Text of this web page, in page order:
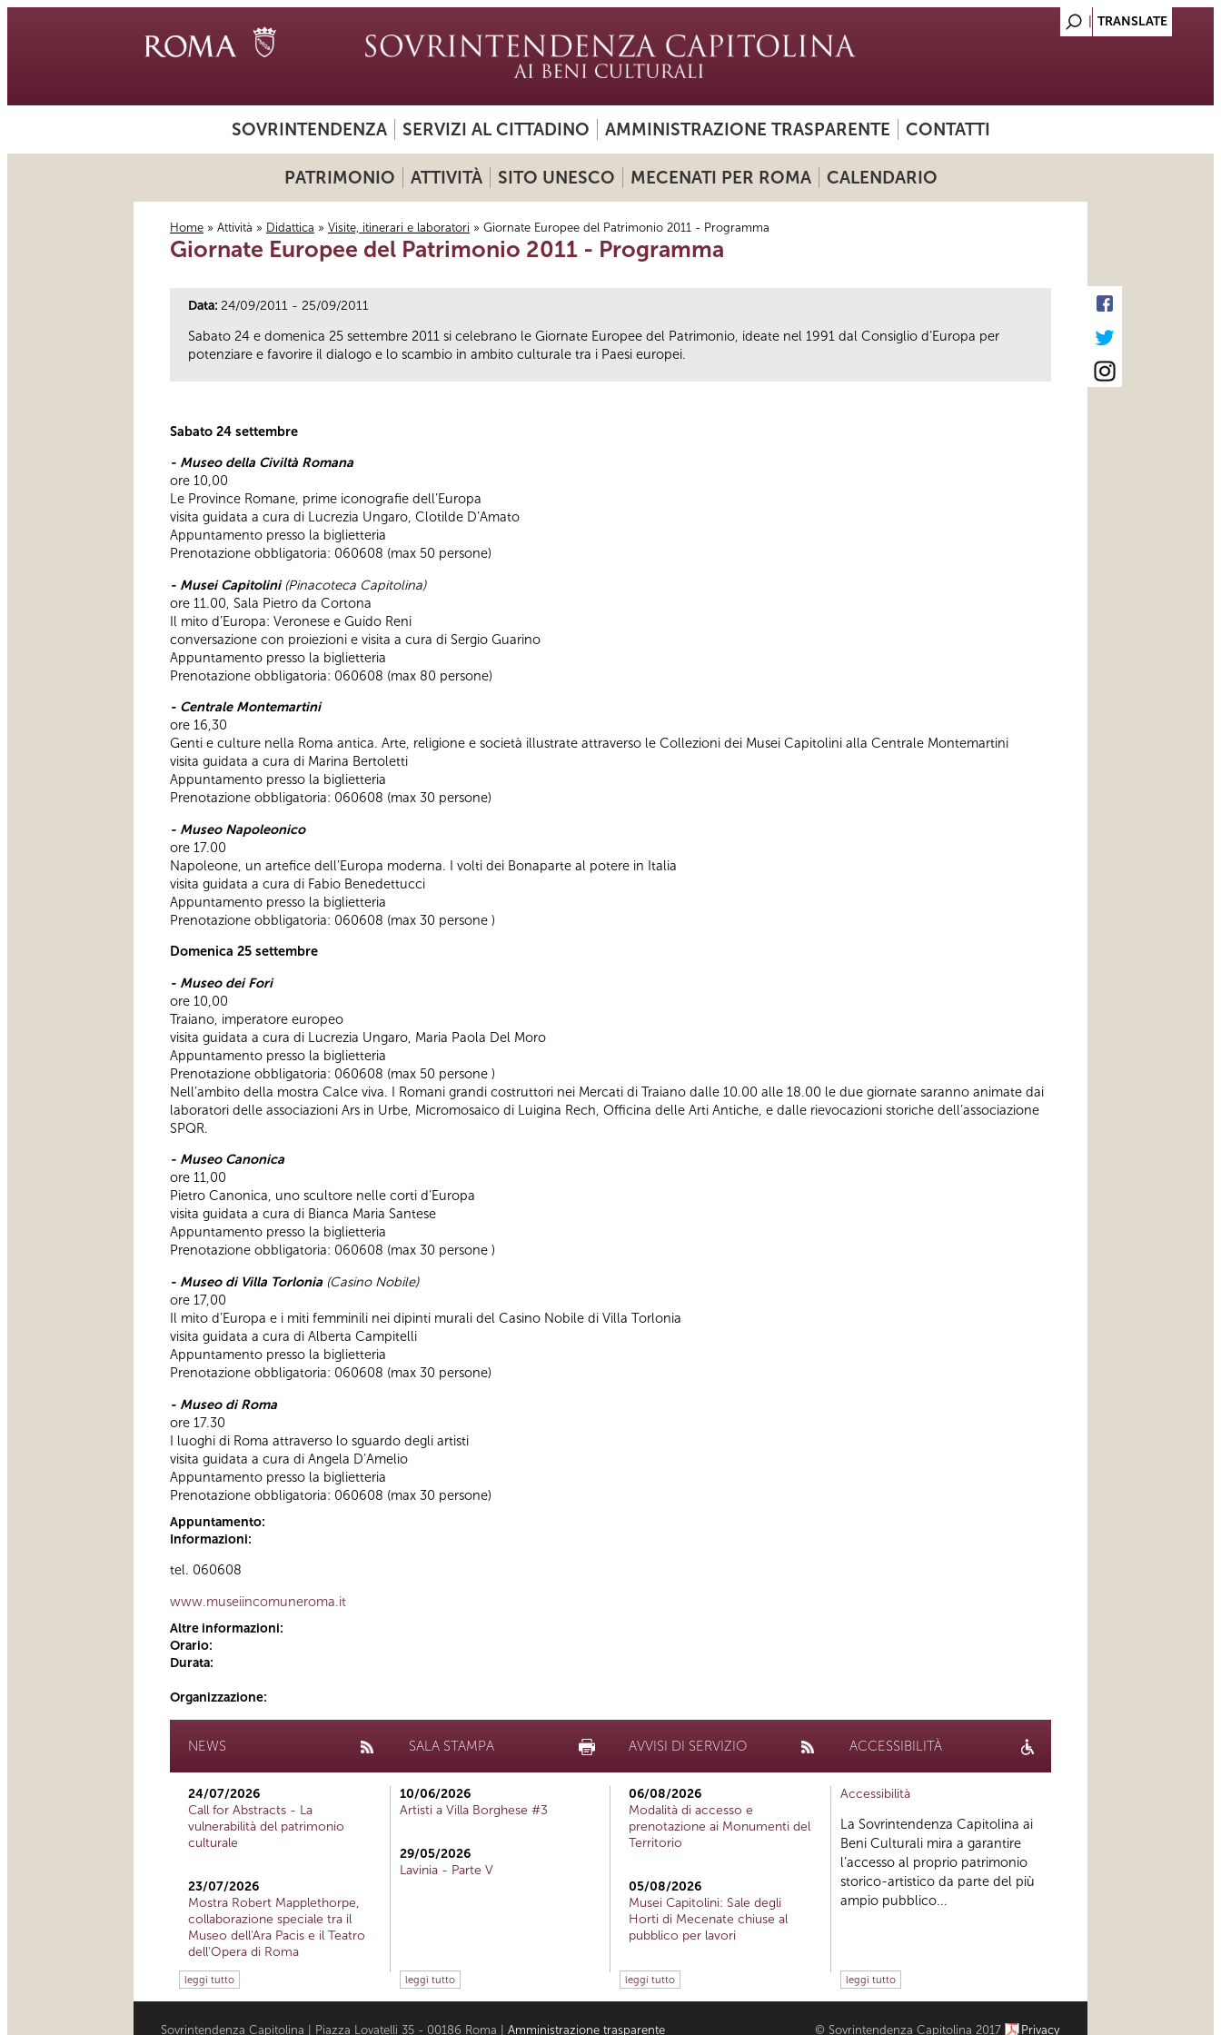
SOVRINTENDENZA SERVIZI AL CITTADINO AMMINISTRAZIONE TRASPARENTE CONTATTI
PATRIMONIO ATTIVITÀ SITO UNESCO MECENATI PER ROMA CALENDARIO
Tu sei qui
Home » Attività » Didattica » Visite, itinerari e laboratori » Giornate Europee del Patrimonio 2011 - Programma
Giornate Europee del Patrimonio 2011 - Programma
Data: 24/09/2011 - 25/09/2011
Sabato 24 e domenica 25 settembre 2011 si celebrano le Giornate Europee del Patrimonio, ideate nel 1991 dal Consiglio d’Europa per
potenziare e favorire il dialogo e lo scambio in ambito culturale tra i Paesi europei.
Sabato 24 settembre
- Museo della Civiltà Romana
ore 10,00
Le Province Romane, prime iconografie dell’Europa
visita guidata a cura di Lucrezia Ungaro, Clotilde D’Amato
Appuntamento presso la biglietteria
Prenotazione obbligatoria: 060608 (max 50 persone)
- Musei Capitolini (Pinacoteca Capitolina)
ore 11.00, Sala Pietro da Cortona
Il mito d’Europa: Veronese e Guido Reni
conversazione con proiezioni e visita a cura di Sergio Guarino
Appuntamento presso la biglietteria
Prenotazione obbligatoria: 060608 (max 80 persone)
- Centrale Montemartini
ore 16,30
Genti e culture nella Roma antica. Arte, religione e società illustrate attraverso le Collezioni dei Musei Capitolini alla Centrale Montemartini
visita guidata a cura di Marina Bertoletti
Appuntamento presso la biglietteria
Prenotazione obbligatoria: 060608 (max 30 persone)
- Museo Napoleonico
ore 17.00
Napoleone, un artefice dell’Europa moderna. I volti dei Bonaparte al potere in Italia
visita guidata a cura di Fabio Benedettucci
Appuntamento presso la biglietteria
Prenotazione obbligatoria: 060608 (max 30 persone )
Domenica 25 settembre
- Museo dei Fori
ore 10,00
Traiano, imperatore europeo
visita guidata a cura di Lucrezia Ungaro, Maria Paola Del Moro
Appuntamento presso la biglietteria
Prenotazione obbligatoria: 060608 (max 50 persone )
Nell’ambito della mostra Calce viva. I Romani grandi costruttori nei Mercati di Traiano dalle 10.00 alle 18.00 le due giornate saranno animate dai
laboratori delle associazioni Ars in Urbe, Micromosaico di Luigina Rech, Officina delle Arti Antiche, e dalle rievocazioni storiche dell’associazione
SPQR.
- Museo Canonica
ore 11,00
Pietro Canonica, uno scultore nelle corti d’Europa
visita guidata a cura di Bianca Maria Santese
Appuntamento presso la biglietteria
Prenotazione obbligatoria: 060608 (max 30 persone )
- Museo di Villa Torlonia (Casino Nobile)
ore 17,00
Il mito d’Europa e i miti femminili nei dipinti murali del Casino Nobile di Villa Torlonia
visita guidata a cura di Alberta Campitelli
Appuntamento presso la biglietteria
Prenotazione obbligatoria: 060608 (max 30 persone)
- Museo di Roma
ore 17.30
I luoghi di Roma attraverso lo sguardo degli artisti
visita guidata a cura di Angela D’Amelio
Appuntamento presso la biglietteria
Prenotazione obbligatoria: 060608 (max 30 persone)
Appuntamento:
Informazioni:
tel. 060608
www.museiincomuneroma.it
Altre informazioni:
Orario:
Durata:
Organizzazione:
NEWS
24/07/2026
Call for Abstracts - La
vulnerabilità del patrimonio
culturale
23/07/2026
Mostra Robert Mapplethorpe,
collaborazione speciale tra il
Museo dell'Ara Pacis e il Teatro
dell'Opera di Roma
leggi tutto
SALA STAMPA
10/06/2026
Artisti a Villa Borghese #3
29/05/2026
Lavinia - Parte V
leggi tutto
AVVISI DI SERVIZIO
06/08/2026
Modalità di accesso e
prenotazione ai Monumenti del
Territorio
05/08/2026
Musei Capitolini: Sale degli
Horti di Mecenate chiuse al
pubblico per lavori
leggi tutto
ACCESSIBILITÀ
Accessibilità
La Sovrintendenza Capitolina ai
Beni Culturali mira a garantire
l’accesso al proprio patrimonio
storico-artistico da parte del più
ampio pubblico...
leggi tutto
Sovrintendenza Capitolina | Piazza Lovatelli 35 - 00186 Roma | Amministrazione trasparente © Sovrintendenza Capitolina 2017 Privacy